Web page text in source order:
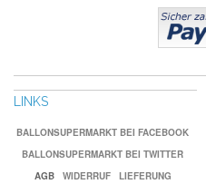
LINKS
BALLONSUPERMARKT BEI FACEBOOK
BALLONSUPERMARKT BEI TWITTER
AGB
WIDERRUF
LIEFERUNG